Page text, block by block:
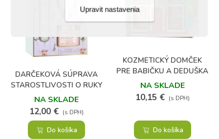
Upravit nastavenia
DARČEKOVÁ SÚPRAVA
STAROSTLIVOSTI O RUKY
S PILNÍKOM
NA SKLADE
12,00 € (s DPH)
(1)
Do košíka
KOZMETICKÝ DOMČEK
PRE BABIČKU A DEDUŠKA
NA SKLADE
10,15 € (s DPH)
Do košíka